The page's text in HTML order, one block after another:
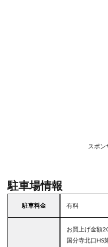
スポン
駐車場情報
駐車料金 有料
お買上げ金額
国分寺北口HS